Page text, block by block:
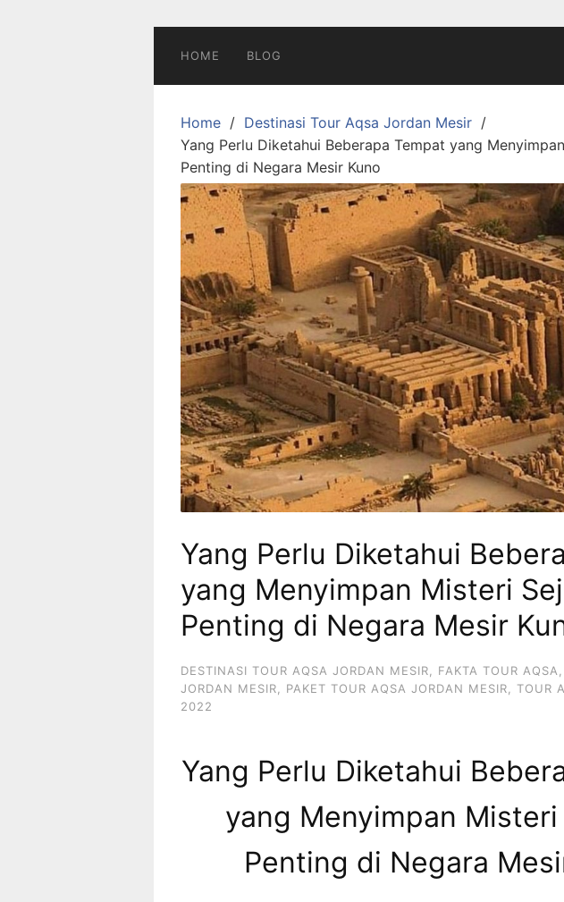
HOME BLOG
Home
Destinasi Tour Aqsa Jordan Mesir
Yang Perlu Diketahui Beberapa Tempat yang
Penting di Negara Mesir Kuno
Yang Perlu Diketahui
yang Menyimpan Misteri
Penting di Negara Mesir
DESTINASI TOUR AQSA JORDAN MESIR, FAKTA TOUR AQSA,
JORDAN MESIR, PAKET TOUR AQSA JORDAN MESIR, TOUR
2022
Yang Perlu Diketahui
yang Menyimpan Misteri
Penting di Negara